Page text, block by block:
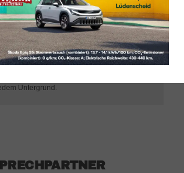
eAllradantrieb
kombiniert Suzuki seine
mit zukunftsweisender
zwei unabhängigen E-Achsen, die speziell für
entwickelt wurden, bietet der e VITARA
Untergrund.